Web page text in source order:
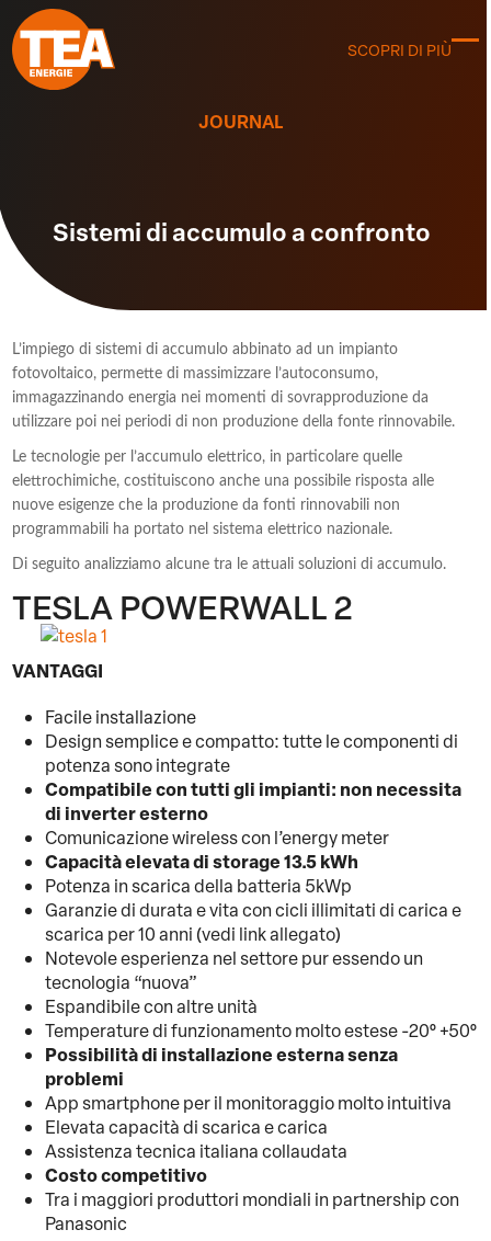
Skip
to
content
SCOPRI DI PIÙ
JOURNAL
Sistemi di accumulo a confronto
L’impiego di sistemi di accumulo abbinato ad un impianto
fotovoltaico, permette di massimizzare l’autoconsumo,
immagazzinando energia nei momenti di sovrapproduzione da
utilizzare poi nei periodi di non produzione della fonte rinnovabile.
Le tecnologie per l’accumulo elettrico, in particolare quelle
elettrochimiche, costituiscono anche una possibile risposta alle
nuove esigenze che la produzione da fonti rinnovabili non
programmabili ha portato nel sistema elettrico nazionale.
Di seguito analizziamo alcune tra le attuali soluzioni di accumulo.
TESLA POWERWALL 2
VANTAGGI
Facile installazione
Design semplice e compatto: tutte le componenti di
potenza sono integrate
Compatibile con tutti gli impianti: non necessita
di inverter esterno
Comunicazione wireless con l’energy meter
Capacità elevata di storage 13.5 kWh
Potenza in scarica della batteria 5kWp
Garanzie di durata e vita con cicli illimitati di carica e
scarica per 10 anni (vedi link allegato)
Notevole esperienza nel settore pur essendo un
tecnologia “nuova”
Espandibile con altre unità
Temperature di funzionamento molto estese -20° +50°
Possibilità di installazione esterna senza
problemi
App smartphone per il monitoraggio molto intuitiva
Elevata capacità di scarica e carica
Assistenza tecnica italiana collaudata
Costo competitivo
Tra i maggiori produttori mondiali in partnership con
Panasonic